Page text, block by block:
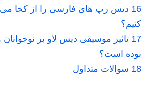
16 دیس رپ های فارسی را از کجا می
کنیم؟
17 تاثیر موسیقی دیس لاو بر نوجوانان
بوده است؟
18 سوالات متداول